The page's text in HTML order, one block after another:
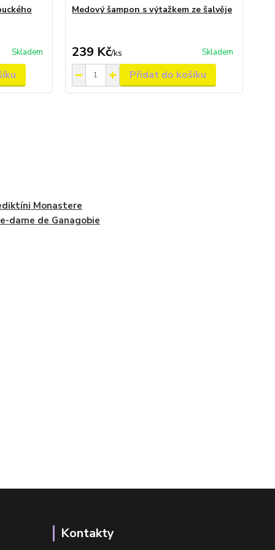
Skladem
Medový šampon s výtažkem ze šalvěje
239 Kč/ks Skladem
Přidat do košíku
Monastere
dame de Ganagobie
Kontakty